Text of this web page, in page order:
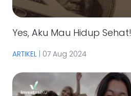
Yes, Aku Mau Hidup Sehat!
ARTIKEL | 07 Aug 2024